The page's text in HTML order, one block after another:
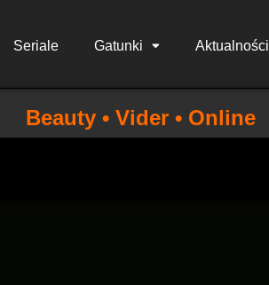
Seriale Gatunki Aktualności
Beauty • Vider • Online